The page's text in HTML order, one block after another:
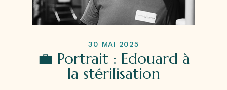
30 MAI 2025
💼 Portrait : Edouard à
la stérilisation